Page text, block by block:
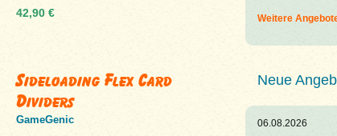
42,90 €
Sideloading Flex Card
Dividers
GameGenic
Weitere
Neue
06.08.2026